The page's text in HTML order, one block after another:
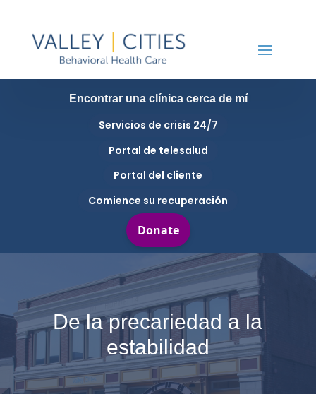
Encontrar una clínica cerca de mí
Servicios de crisis 24/7
Portal de telesalud
Portal del cliente
Comience su recuperación
De la precariedad a la
estabilidad